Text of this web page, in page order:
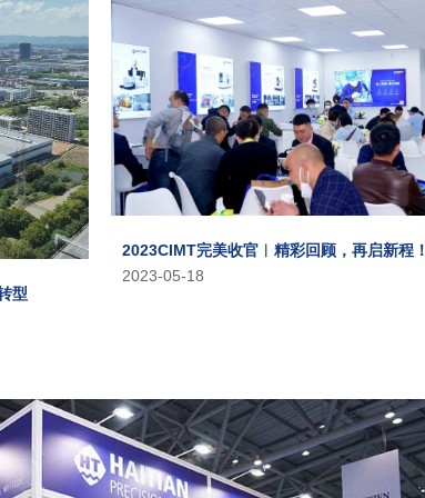
型
2023CIMT完美收官︱精彩回顾，再启新程！
2023-05-18